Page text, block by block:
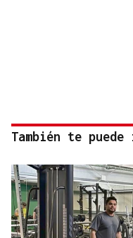
También te